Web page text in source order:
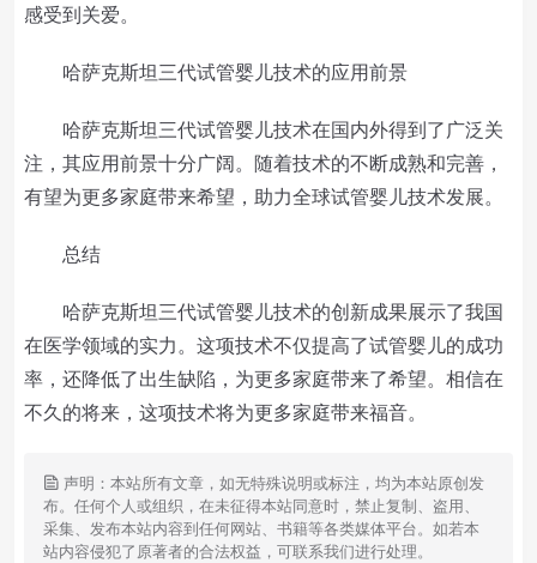
感受到关爱。
哈萨克斯坦三代试管婴儿技术的应用前景
哈萨克斯坦三代试管婴儿技术在国内外得到了广泛关
注，其应用前景十分广阔。随着技术的不断成熟和完善，
有望为更多家庭带来希望，助力全球试管婴儿技术发展。
总结
哈萨克斯坦三代试管婴儿技术的创新成果展示了我国
在医学领域的实力。这项技术不仅提高了试管婴儿的成功
率，还降低了出生缺陷，为更多家庭带来了希望。相信在
不久的将来，这项技术将为更多家庭带来福音。
声明：本站所有文章，如无特殊说明或标注，均为本站原创发
布。任何个人或组织，在未征得本站同意时，禁止复制、盗用、
采集、发布本站内容到任何网站、书籍等各类媒体平台。如若本
站内容侵犯了原著者的合法权益，可联系我们进行处理。